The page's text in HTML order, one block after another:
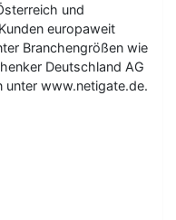
und
europaweit
Branchengrößen wie
Deutschland AG
unter www.netigate.de.